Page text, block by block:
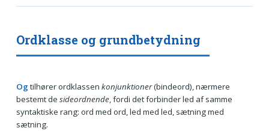
Ordklasse og grundbetydning
Og tilhører ordklassen konjunktioner(bindeord), nærmere
bestemt de sideordnende, fordi det forbinder led af samme
syntaktiske rang: ord med ord, led med led, sætning med
sætning.